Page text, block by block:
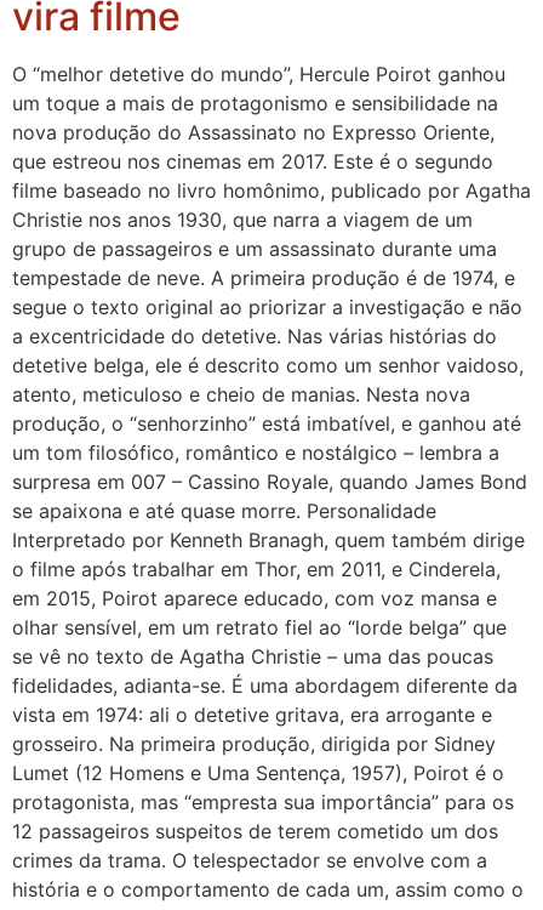
vira filme
O “melhor detetive do mundo”, Hercule Poirot ganhou
um toque a mais de protagonismo e sensibilidade na
nova produção do Assassinato no Expresso Oriente,
que estreou nos cinemas em 2017. Este é o segundo
filme baseado no livro homônimo, publicado por Agatha
Christie nos anos 1930, que narra a viagem de um
grupo de passageiros e um assassinato durante uma
tempestade de neve. A primeira produção é de 1974, e
segue o texto original ao priorizar a investigação e não
a excentricidade do detetive. Nas várias histórias do
detetive belga, ele é descrito como um senhor vaidoso,
atento, meticuloso e cheio de manias. Nesta nova
produção, o “senhorzinho” está imbatível, e ganhou até
um tom filosófico, romântico e nostálgico – lembra a
surpresa em 007 – Cassino Royale, quando James Bond
se apaixona e até quase morre. Personalidade
Interpretado por Kenneth Branagh, quem também dirige
o filme após trabalhar em Thor, em 2011, e Cinderela,
em 2015, Poirot aparece educado, com voz mansa e
olhar sensível, em um retrato fiel ao “lorde belga” que
se vê no texto de Agatha Christie – uma das poucas
fidelidades, adianta-se. É uma abordagem diferente da
vista em 1974: ali o detetive gritava, era arrogante e
grosseiro. Na primeira produção, dirigida por Sidney
Lumet (12 Homens e Uma Sentença, 1957), Poirot é o
protagonista, mas “empresta sua importância” para os
12 passageiros suspeitos de terem cometido um dos
crimes da trama. O telespectador se envolve com a
história e o comportamento de cada um, assim como o